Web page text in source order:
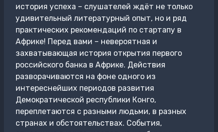
история успеха – слушателей ждёт не только
удивительный литературный опыт, но и ряд
практических рекомендаций по стартапу в
Африке! Перед вами – невероятная и
захватывающая история открытия первого
российского банка в Африке. Действия
разворачиваются на фоне одного из
интереснейших периодов развития
Демократической республики Конго,
переплетаются с разными людьми, в разных
странах и обстоятельствах. События,